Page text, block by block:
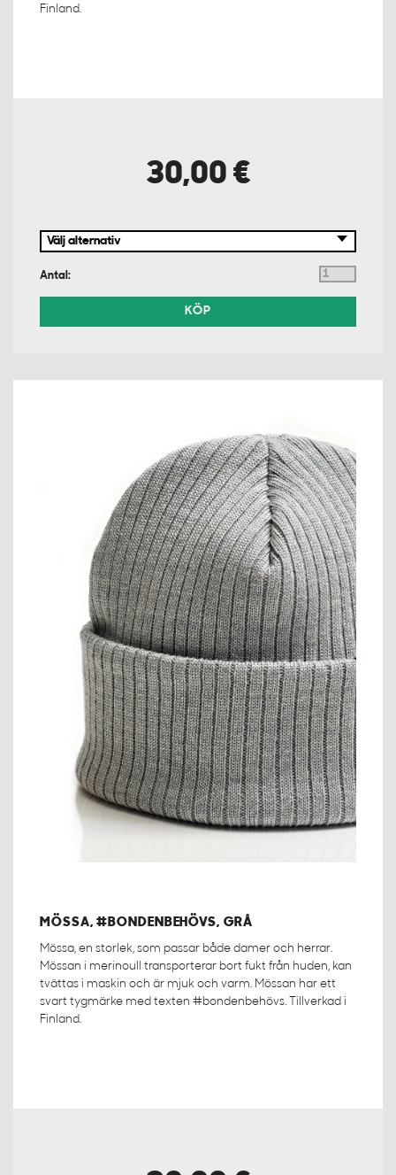
Finland.
30,00 €
Antal:
KÖP
MÖSSA, #BONDENBEHÖVS, GRÅ
Mössa, en storlek, som passar både damer och herrar.
Mössan i merinoull transporterar bort fukt från huden, kan
tvättas i maskin och är mjuk och varm. Mössan har ett
svart tygmärke med texten #bondenbehövs. Tillverkad i
Finland.